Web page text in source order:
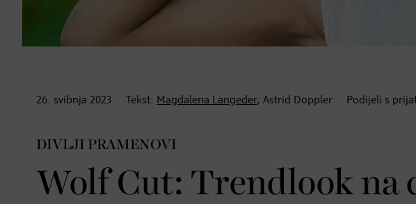
26. svibnja 2023 Tekst: Magdalena Langeder, Astrid Doppler Podijeli s
DIVLJI PRAMENOVI
Wolf Cut: Trendlook na